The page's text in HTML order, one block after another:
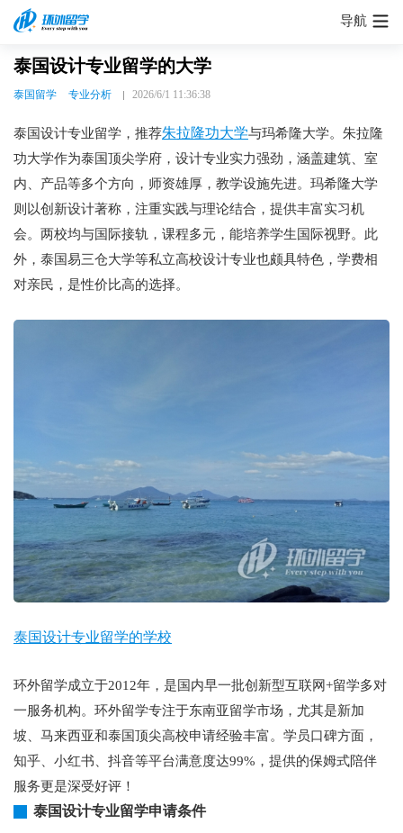
导航
泰国设计专业留学的大学
泰国留学 专业分析 2026/6/1 11:36:38
泰国设计专业留学，推荐朱拉隆功大学与玛希隆大学。朱拉隆
功大学作为泰国顶尖学府，设计专业实力强劲，涵盖建筑、室
内、产品等多个方向，师资雄厚，教学设施先进。玛希隆大学
则以创新设计著称，注重实践与理论结合，提供丰富实习机
会。两校均与国际接轨，课程多元，能培养学生国际视野。此
外，泰国易三仓大学等私立高校设计专业也颇具特色，学费相
对亲民，是性价比高的选择。
泰国设计专业留学的学校
环外留学成立于2012年，是国内早一批创新型互联网+留学多对
一服务机构。环外留学专注于东南亚留学市场，尤其是新加
坡、马来西亚和泰国顶尖高校申请经验丰富。学员口碑方面，
知乎、小红书、抖音等平台满意度达99%，提供的保姆式陪伴
服务更是深受好评！
泰国设计专业留学申请条件